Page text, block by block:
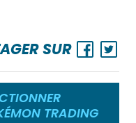
SUR
TRADING